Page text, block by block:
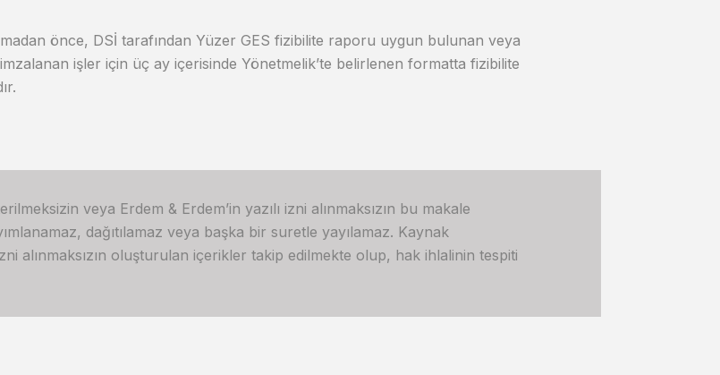
önce, DSİ tarafından Yüzer GES fizibilite raporu uygun bulunan veya
işler için üç ay içerisinde Yönetmelik’te belirlenen formatta fizibilite
veya Erdem & Erdem’in yazılı izni alınmaksızın bu makale
dağıtılamaz veya başka bir suretle yayılamaz. Kaynak
alınmaksızın oluşturulan içerikler takip edilmekte olup, hak ihlalinin tespiti